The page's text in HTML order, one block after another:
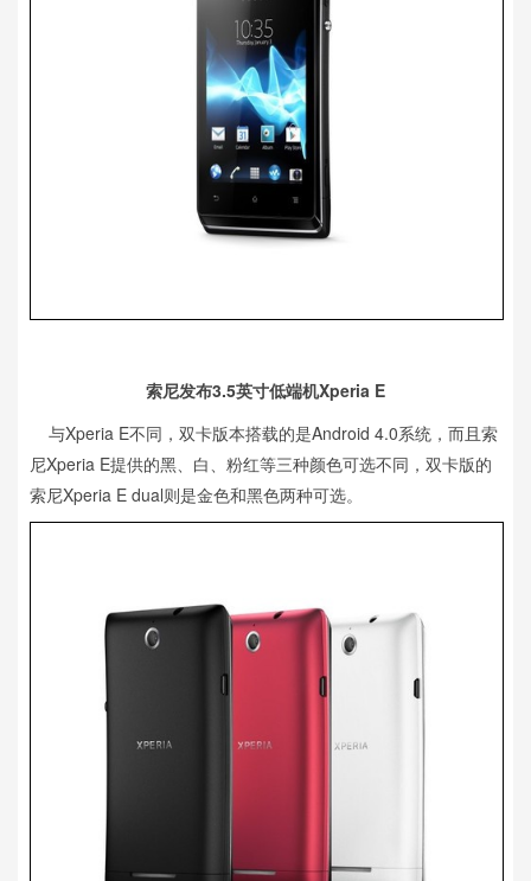
索尼发布3.5英寸低端机Xperia E
与Xperia E不同，双卡版本搭载的是Android 4.0系统，而且索
尼Xperia E提供的黑、白、粉红等三种颜色可选不同，双卡版的
索尼Xperia E dual则是金色和黑色两种可选。